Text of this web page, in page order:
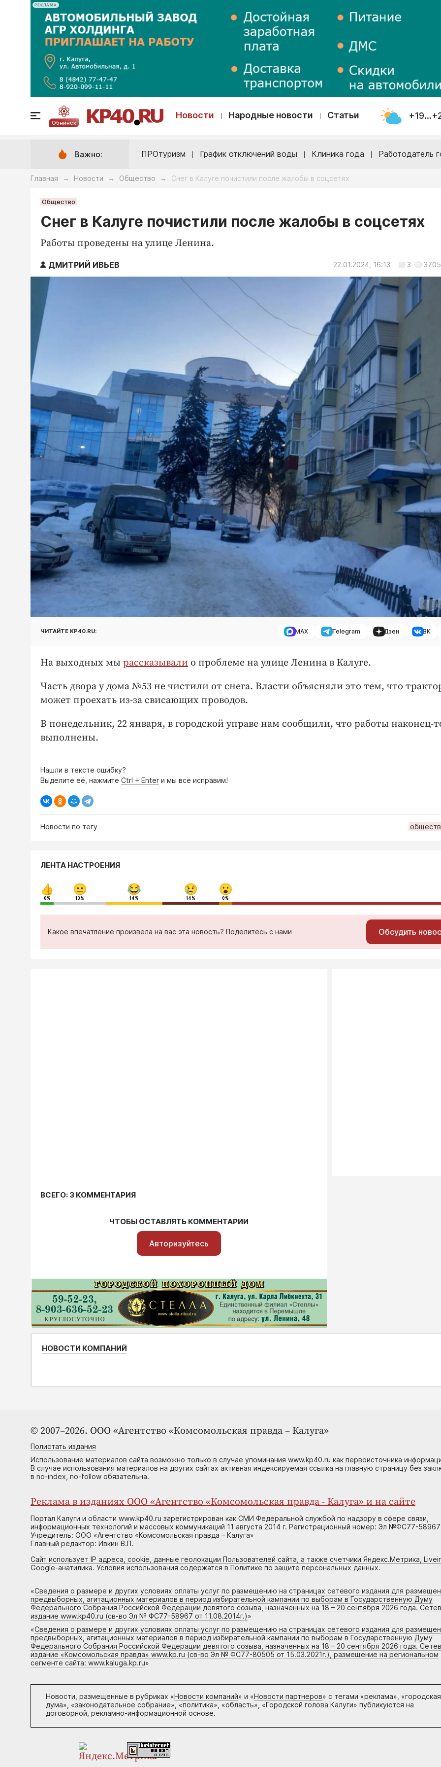
РЕКЛАМА
Обнинск
Новости Народные новости Статьи
Важно: ПРОтуризм График отключений воды Клиника года Работодатель
Главная → Новости → Общество → Снег в Калуге почистили после жалобы в соцсетях
Общество
Снег в Калуге почистили после жалобы в соцсетях
Работы проведены на улице Ленина.
ДМИТРИЙ ИВЬЕВ 22.01.2024, 16:13 3 3705
ЧИТАЙТЕ KP40.RU: MAX Telegram Дзен ВК
На выходных мы рассказывали о проблеме на улице Ленина в Калуге.
Часть двора у дома №53 не чистили от снега. Власти объясняли это тем, что
может проехать из-за свисающих проводов.
В понедельник, 22 января, в городской управе нам сообщили, что работы наконец-
выполнены.
Нашли в тексте ошибку?
Выделите её, нажмите Ctrl + Enter и мы всё исправим!
Новости по тегу
ЛЕНТА НАСТРОЕНИЯ
0% 13% 14% 14% 0%
Какое впечатление произвела на вас эта новость? Поделитесь с нами Обсудить
ВСЕГО: 3 КОММЕНТАРИЯ
ЧТОБЫ ОСТАВЛЯТЬ КОММЕНТАРИИ
Авторизуйтесь
НОВОСТИ КОМПАНИЙ
© 2007–2026. ООО «Агентство «Комсомольская правда – Калуга»
Полистать издания
Использование материалов сайта возможно только в случае упоминания www.kp40.ru как первоисточника
В случае использования материалов на других сайтах активная индексируемая ссылка на главную страницу без
в no-index, no-follow обязательна.
Реклама в изданиях ООО «Агентство «Комсомольская правда - Калуга» и на сайте
Портал Калуги и области www.kp40.ru зарегистрирован как СМИ Федеральной службой по надзору в сфере связи,
информационных технологий и массовых коммуникаций 11 августа 2014 г. Регистрационный номер: Эл №ФС77-58967
Учредитель: ООО «Агентство «Комсомольская правда – Калуга»
Главный редактор: Ивкин В.П.
Сайт использует IP адреса, cookie, данные геолокации Пользователей сайта, а также счетчики Яндекс.Метрика,
Google-анатилика. Условия использования содержатся в Политике по защите персональных данных.
«Сведения о размере и других условиях оплаты услуг по размещению на страницах сетевого издания для
предвыборных, агитационных материалов в период избирательной кампании по выборам в Государственную Думу
Федерального Собрания Российской Федерации девятого созыва, назначенных на 18 – 20 сентября 2026 года.
издание www.kp40.ru (св-во Эл № ФС77-58967 от 11.08.2014г.)»
«Сведения о размере и других условиях оплаты услуг по размещению на страницах сетевого издания для
предвыборных, агитационных материалов в период избирательной кампании по выборам в Государственную Думу
Федерального Собрания Российской Федерации девятого созыва, назначенных на 18 – 20 сентября 2026 года.
издание «Комсомольская правда» www.kp.ru (св-во Эл № ФС77-80505 от 15.03.2021г.), размещение на региональном
сегменте сайта: www.kaluga.kp.ru»
Новости, размещенные в рубриках «Новости компаний» и «Новости партнеров» с тегами «реклама», «городская
дума», «законодательное собрание», «политика», «область», «Городской голова Калуги» публикуются на
договорной, рекламно-информационной основе.